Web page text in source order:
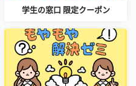
学生の窓口 限定クーポン